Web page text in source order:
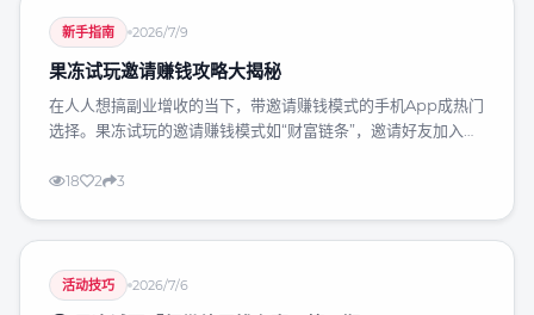
新手指南 2026/7/9
果冻试玩邀请赚钱攻略大揭秘
在人人想搞副业增收的当下，带邀请赚钱模式的手机App成热门
选择。果冻试玩的邀请赚钱模式如“财富链条”，邀请好友加入，
跃，收益就不断。提升邀请成功率，可给好友展示收益蓝图、提
18 2 3
活动技巧 2026/7/6